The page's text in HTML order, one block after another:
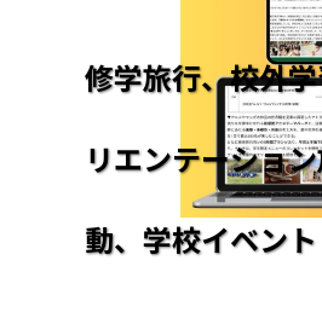
修学旅行、校外
リエンテーショ
動、学校イベント